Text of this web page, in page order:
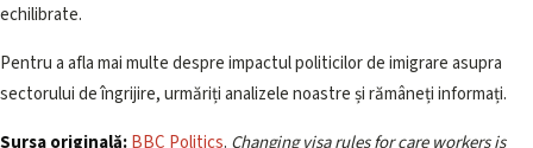
echilibrate.
Pentru a afla mai multe despre impactul politicilor de imigrare asupra
sectorului de îngrijire, urmăriți analizele noastre și rămâneți informați.
Sursa originală:BBC Politics. Changing visa rules for care workers is